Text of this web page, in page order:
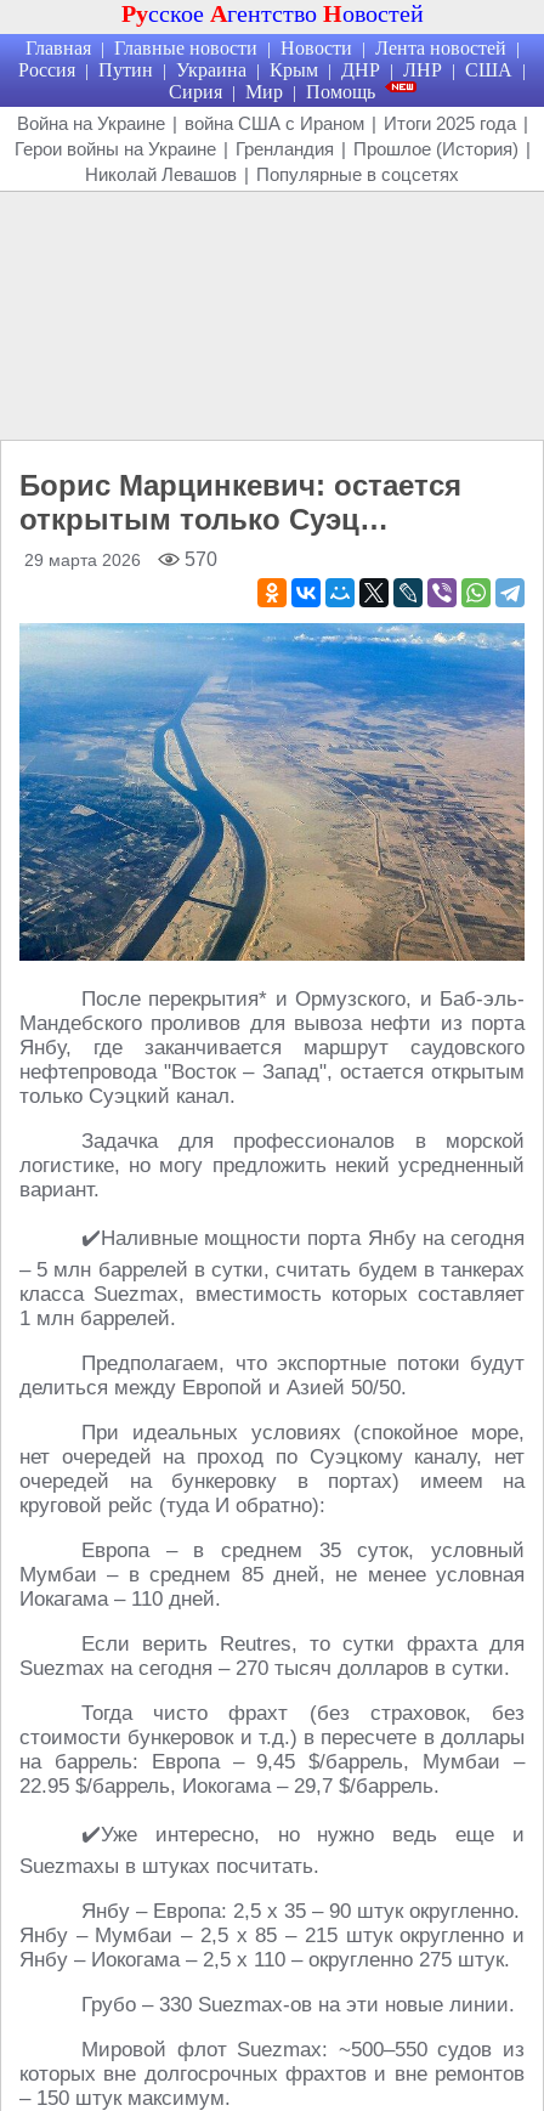
Русское Агентство Новостей
Главная | Главные новости | Новости | Лента новостей |
Россия | Путин | Украина | Крым | ДНР | ЛНР | США |
Сирия | Мир | Помощь
Война на Украине | война США с Ираном | Итоги 2025 года |
Герои войны на Украине | Гренландия | Прошлое (История) |
Николай Левашов | Популярные в соцсетях
Борис Марцинкевич: остается
открытым только Суэц…
29 марта 2026 570
После перекрытия* и Ормузского, и Баб-эль-
Мандебского проливов для вывоза нефти из порта
Янбу, где заканчивается маршрут саудовского
нефтепровода "Восток – Запад", остается открытым
только Суэцкий канал.
Задачка для профессионалов в морской
логистике, но могу предложить некий усредненный
вариант.
✔️Наливные мощности порта Янбу на сегодня
– 5 млн баррелей в сутки, считать будем в танкерах
класса Suezmax, вместимость которых составляет
1 млн баррелей.
Предполагаем, что экспортные потоки будут
делиться между Европой и Азией 50/50.
При идеальных условиях (спокойное море,
нет очередей на проход по Суэцкому каналу, нет
очередей на бункеровку в портах) имеем на
круговой рейс (туда И обратно):
Европа – в среднем 35 суток, условный
Мумбаи – в среднем 85 дней, не менее условная
Иокагама – 110 дней.
Если верить Reutres, то сутки фрахта для
Suezmax на сегодня – 270 тысяч долларов в сутки.
Тогда чисто фрахт (без страховок, без
стоимости бункеровок и т.д.) в пересчете в доллары
на баррель: Европа – 9,45 $/баррель, Мумбаи –
22.95 $/баррель, Иокогама – 29,7 $/баррель.
✔️Уже интересно, но нужно ведь еще и
Suezmaxы в штуках посчитать.
Янбу – Европа: 2,5 х 35 – 90 штук округленно.
Янбу – Мумбаи – 2,5 х 85 – 215 штук округленно и
Янбу – Иокогама – 2,5 х 110 – округленно 275 штук.
Грубо – 330 Suezmax-ов на эти новые линии.
Мировой флот Suezmax: ~500–550 судов из
которых вне долгосрочных фрахтов и вне ремонтов
– 150 штук максимум.